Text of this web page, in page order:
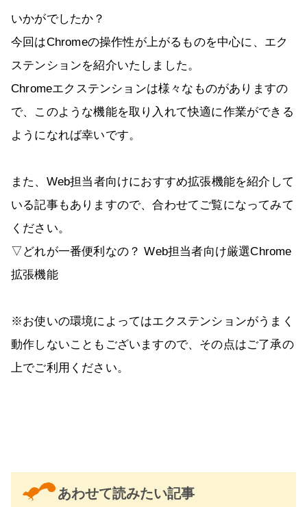
いかがでしたか？
今回はChromeの操作性が上がるものを中心に、エク
ステンションを紹介いたしました。
Chromeエクステンションは様々なものがありますの
で、このような機能を取り入れて快適に作業ができる
ようになれば幸いです。
また、Web担当者向けにおすすめ拡張機能を紹介して
いる記事もありますので、合わせてご覧になってみて
ください。
▽どれが一番便利なの？ Web担当者向け厳選Chrome
拡張機能
※お使いの環境によってはエクステンションがうまく
動作しないこともございますので、その点はご了承の
上でご利用ください。
あわせて読みたい記事